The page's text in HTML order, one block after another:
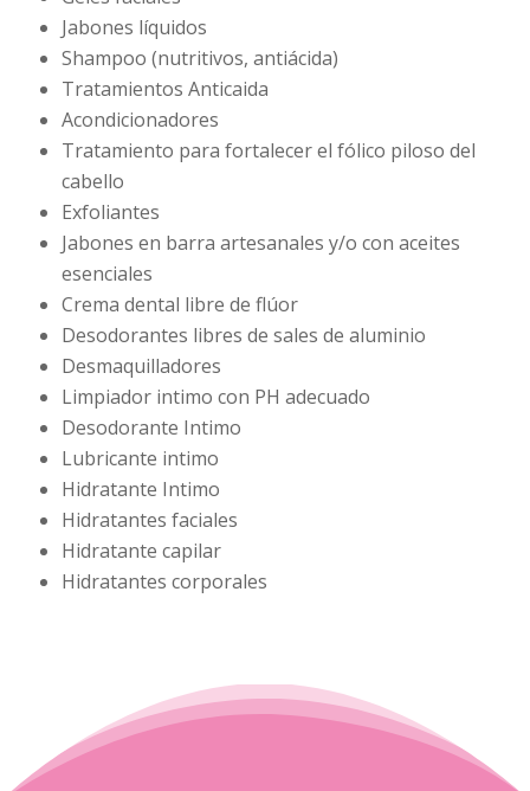
Jabones líquidos
Shampoo (nutritivos, antiácida)
Tratamientos Anticaida
Acondicionadores
Tratamiento para fortalecer el fólico piloso del
cabello
Exfoliantes
Jabones en barra artesanales y/o con aceites
esenciales
Crema dental libre de flúor
Desodorantes libres de sales de aluminio
Desmaquilladores
Limpiador intimo con PH adecuado
Desodorante Intimo
Lubricante intimo
Hidratante Intimo
Hidratantes faciales
Hidratante capilar
Hidratantes corporales